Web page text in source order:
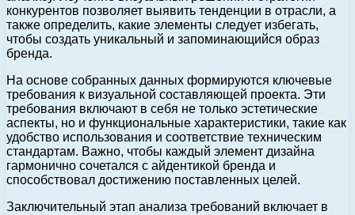
конкурентов позволяет выявить тенденции в отрасли, а
также определить, какие элементы следует избегать,
чтобы создать уникальный и запоминающийся образ
бренда.
На основе собранных данных формируются ключевые
требования к визуальной составляющей проекта. Эти
требования включают в себя не только эстетические
аспекты, но и функциональные характеристики, такие как
удобство использования и соответствие техническим
стандартам. Важно, чтобы каждый элемент дизайна
гармонично сочетался с айдентикой бренда и
способствовал достижению поставленных целей.
Заключительный этап анализа требований включает в